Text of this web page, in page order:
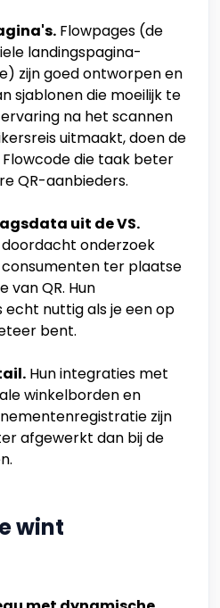
Flowpages (de
landingspagina-
zijn goed ontworpen en
sjablonen die moeilijk te
na het scannen
uitmaakt, doen de
die taak beter
QR-aanbieders.
uit de VS.
onderzoek
ter plaatse
van QR. Hun
nuttig als je een op
bent.
Hun integraties met
winkelborden en
zijn
afgewerkt dan bij de
wint